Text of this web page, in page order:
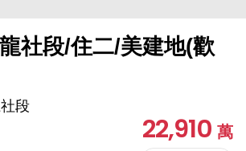
社段/住二/美建地(歡
段
22,910萬